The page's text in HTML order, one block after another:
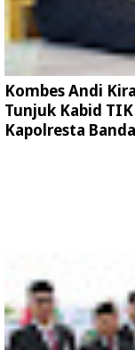
Kombes Andi
Tunjuk Kabid
Kapolresta